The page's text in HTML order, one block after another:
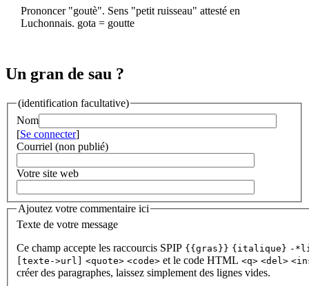
Prononcer "goutè". Sens "petit ruisseau" attesté en
Luchonnais. gota = goutte
Un gran de sau ?
(identification facultative)
Nom
[Se connecter]
Courriel (non publié)
Votre site web
Ajoutez votre commentaire ici
Texte de votre message
Ce champ accepte les raccourcis SPIP {{gras}} {italique} -
[texte->url]
<quote> <code> et le code HTML <q> <del>
créer des paragraphes, laissez simplement des lignes vides.